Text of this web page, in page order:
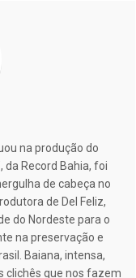
na produção do
da Record Bahia, foi
de cabeça no
de Del Feliz,
do Nordeste para o
na preservação e
Baiana, intensa,
clichês que nos fazem